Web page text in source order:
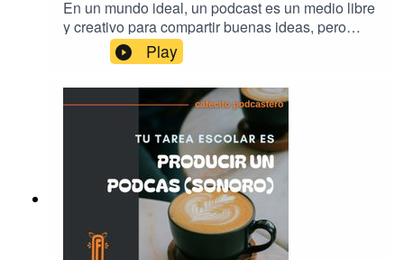
En un mundo ideal, un podcast es un medio libre
y creativo para compartir buenas ideas, pero
¿Qué pasa cuando ese contenido difunde ideas
de odio, ideas conservadoras y anti derechos?
Hoy reflexionamos sobre el peligro de no tener
pensamiento crítico al momento de elegir el
contenido que consumimos en internet y los
podcasts que escuchamos. El podcast
recomendado de la semana es: Cuentos de
buenas noches para niñas rebeldes -
https://pod.link/ninasrebeldes
Play